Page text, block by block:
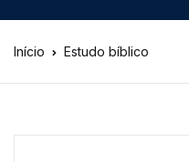
Início Estudo bíblico